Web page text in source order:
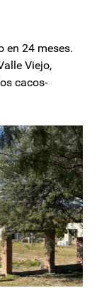
en 24 meses.
Viejo,
cacos-